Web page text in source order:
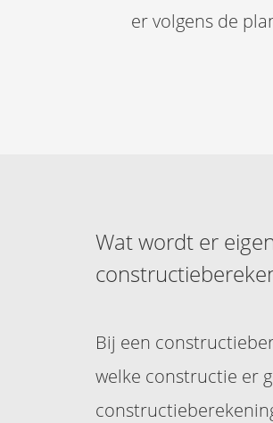
er volgens de
Wat wordt er
Bij een
welke constructie er